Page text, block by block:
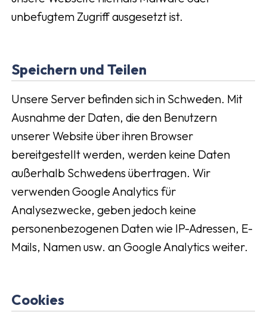
unbefugtem Zugriff ausgesetzt ist.
Speichern und Teilen
Unsere Server befinden sich in Schweden. Mit
Ausnahme der Daten, die den Benutzern
unserer Website über ihren Browser
bereitgestellt werden, werden keine Daten
außerhalb Schwedens übertragen. Wir
verwenden Google Analytics für
Analysezwecke, geben jedoch keine
personenbezogenen Daten wie IP-Adressen, E-
Mails, Namen usw. an Google Analytics weiter.
Cookies